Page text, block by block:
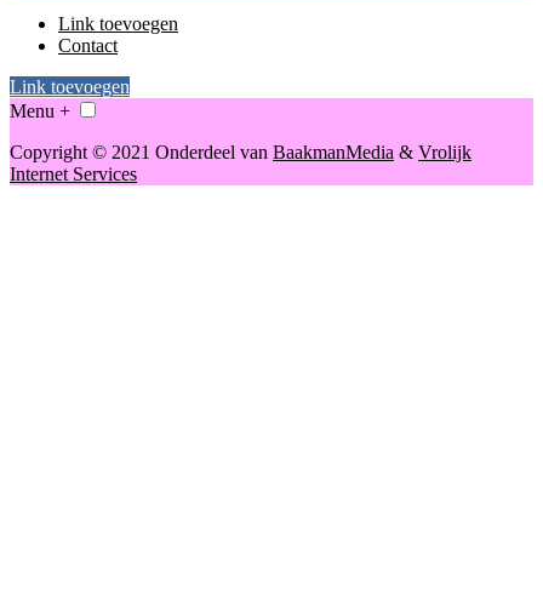
Link toevoegen
Contact
Link toevoegen
Menu +
Copyright © 2021 Onderdeel van BaakmanMedia & Vrolijk
Internet Services